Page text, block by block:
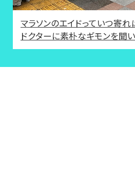
マラソンのエイドっていつ寄れ
ドクターに素朴なギモンを聞